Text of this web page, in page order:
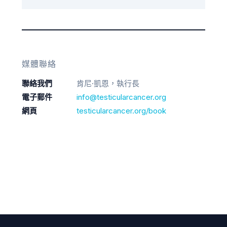
媒體聯絡
聯絡我們
肯尼·凱恩，執行長
電子郵件
info@testicularcancer.org
網頁
testicularcancer.org/book